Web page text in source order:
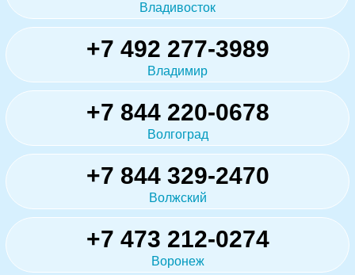
Владивосток
+7 492 277-3989
Владимир
+7 844 220-0678
Волгоград
+7 844 329-2470
Волжский
+7 473 212-0274
Воронеж